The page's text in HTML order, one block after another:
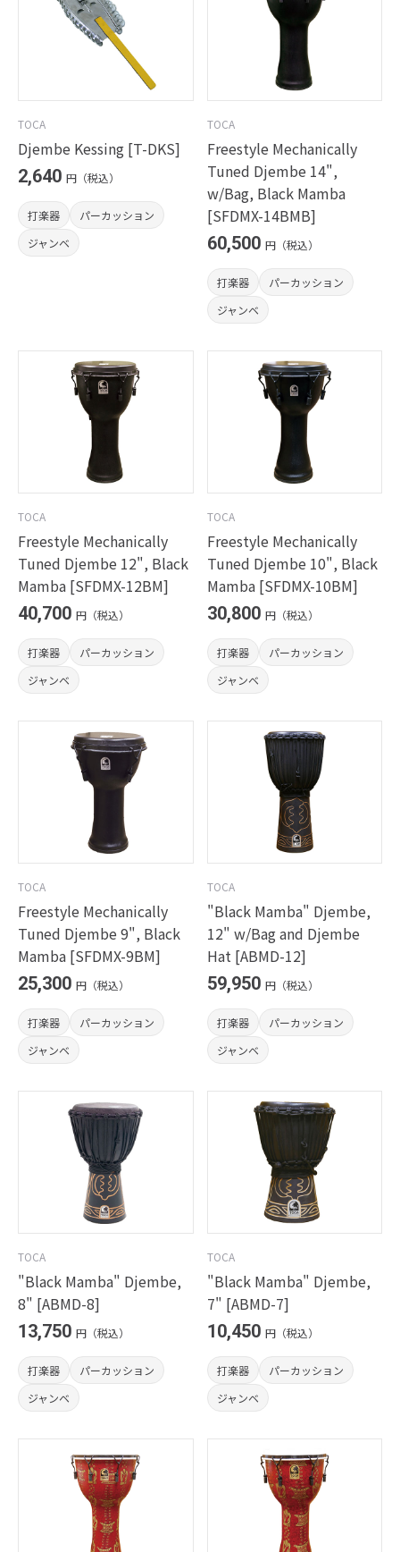
TOCA
Djembe Kessing [T-DKS]
2,640 円（税込）
打楽器
パーカッション
ジャンベ
TOCA
Freestyle Mechanically
Tuned Djembe 14",
w/Bag, Black Mamba
[SFDMX-14BMB]
60,500 円（税込）
打楽器
パーカッション
ジャンベ
TOCA
Freestyle Mechanically
Tuned Djembe 12", Black
Mamba [SFDMX-12BM]
40,700 円（税込）
打楽器
パーカッション
ジャンベ
TOCA
Freestyle Mechanically
Tuned Djembe 10", Black
Mamba [SFDMX-10BM]
30,800 円（税込）
打楽器
パーカッション
ジャンベ
TOCA
Freestyle Mechanically
Tuned Djembe 9", Black
Mamba [SFDMX-9BM]
25,300 円（税込）
打楽器
パーカッション
ジャンベ
TOCA
"Black Mamba" Djembe,
12" w/Bag and Djembe
Hat [ABMD-12]
59,950 円（税込）
打楽器
パーカッション
ジャンベ
TOCA
"Black Mamba" Djembe,
8" [ABMD-8]
13,750 円（税込）
打楽器
パーカッション
ジャンベ
TOCA
"Black Mamba" Djembe,
7" [ABMD-7]
10,450 円（税込）
打楽器
パーカッション
ジャンベ